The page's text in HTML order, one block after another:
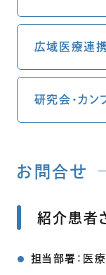
広域医療連
研究会・カン
お問合せ
紹介患者
担当部署 ：医